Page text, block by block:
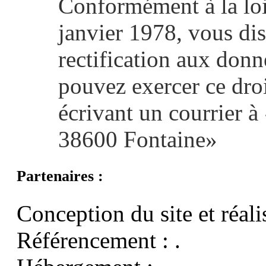
Conformément à la
janvier 1978, vous
rectification aux
pouvez exercer ce
écrivant un courrier
38600 Fontaine»
Partenaires :
Conception du site et
Référencement : .